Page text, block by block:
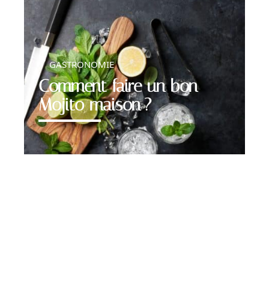
Comment faire un bon
Mojito maison ?
GASTRONOMIE